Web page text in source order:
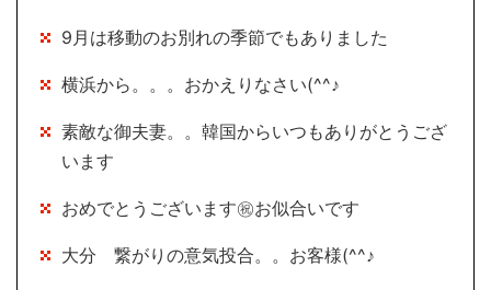
9月は移動のお別れの季節でもありました
横浜から。。。おかえりなさい(^^♪
素敵な御夫妻。。韓国からいつもありがとうござ
います
おめでとうございます㊗お似合いです
大分 繋がりの意気投合。。お客様(^^♪